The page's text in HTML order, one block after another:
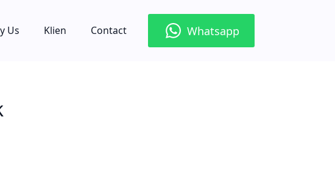
Us Klien Contact Whatsapp